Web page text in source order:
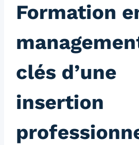
Formation
clés d’une
insertion